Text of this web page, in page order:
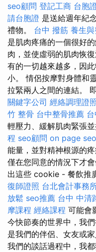
seo顧問 登記工商 台胞
請台胞證 是送給週年紀
禮物。 台中 撥筋 養生
是肌肉疼痛的一個很好
肉，並使虛弱的肌肉恢
有的一切越來越多，因
小。 情侶按摩對身體和
拉緊兩人之間的連結。
關鍵字公司 經絡調理證
竹 整骨 台中整骨推薦
輕壓力、緩解肌肉緊張
程 seo顧問 on page seo
能量，並對精神根源的
僅在您同意的情況下才
出這些 cookie - 餐飲推
復師證照 台北會計事務
放鬆 seo推薦 台中 中清
摩課程 經絡課程 可能會
今快節奏的世界中，我
是我們的伴侶、女友或
我們的談話過程中，我